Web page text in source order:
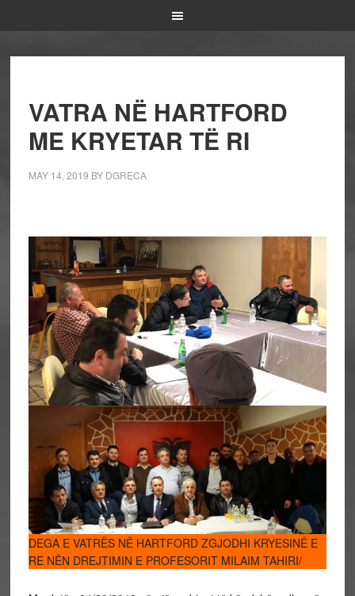
VATRA NË HARTFORD
ME KRYETAR TË RI
MAY 14, 2019 BY DGRECA
DEGA E VATRËS NË HARTFORD ZGJODHI KRYESINË E
RE NËN DREJTIMIN E PROFESORIT MILAIM TAHIRI/